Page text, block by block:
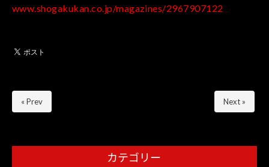
www.shogakukan.co.jp/magazines/2967907122
« Prev Next »
カテゴリー